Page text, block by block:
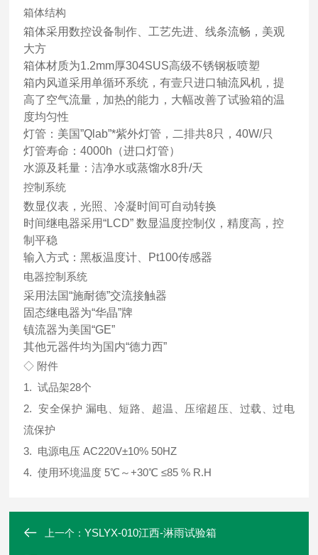
箱体结构
箱体采用数控设备制作、工艺先进、线条流畅，美观
大方
箱体材质为1.2mm厚304SUS高级不锈钢板喷塑
箱内风道采用单循环系统，有壹只进口轴流风机，提
高了空气流量，加热的能力，大幅改善了试验箱的温
度均匀性
灯管：美国”Qlab”*紫外灯管，二排共8只，40W/只
灯管寿命：4000h（进口灯管）
水源及耗量：洁净水或蒸馏水8升/天
控制系统
数显仪表，光照、冷凝时间可自动转换
时间继电器采用“LCD” 数显温度控制仪，精度高，控
制平稳
输入方式：黑板温度计、Pt100传感器
电器控制系统
采用法国“施耐德”交流接触器
固态继电器为“华晶”牌
镇流器为美国“GE”
其他元器件均为国内“德力西”
◇ 附件
1. 试品架28个
2. 安全保护 漏电、短路、超温、压缩超压、过载、过电
流保护
3. 电源电压 AC220V±10% 50HZ
4. 使用环境温度 5℃～+30℃ ≤85 % R.H
上一个：YSLYX-010江西-淋雨试验箱